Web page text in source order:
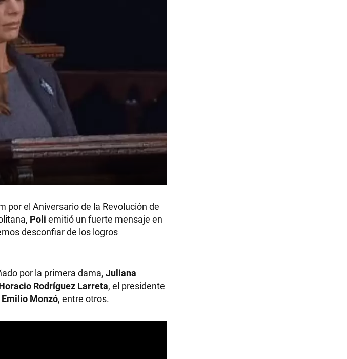
por el Aniversario de la Revolución de
Poli emitió un fuerte mensaje en
desconfiar de los logros
por la primera dama, Juliana
Rodríguez Larreta, el presidente
Emilio Monzó, entre otros.